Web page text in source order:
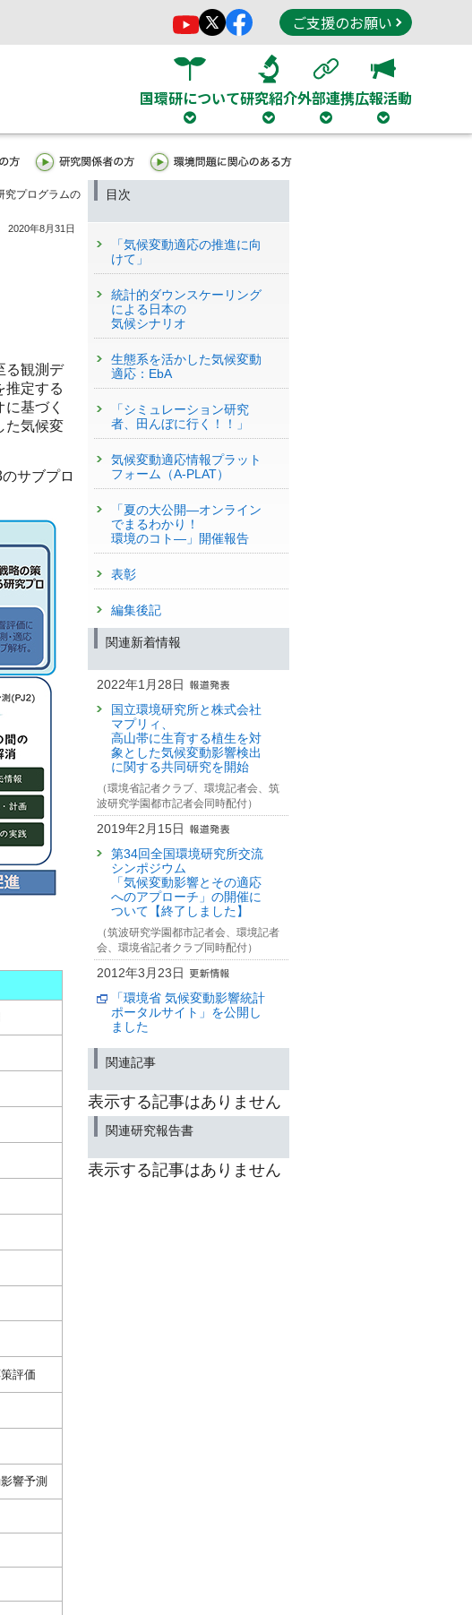
ご支援のお願い
国環研について研究紹介外部連携広報活動
究プログラムの
2020年8月31日
る観測デ
推定する
基づく
た気候変
サブプロ
評価
響予測
目次
「気候変動適応の推進に向
けて」
統計的ダウンスケーリング
による日本の
気候シナリオ
生態系を活かした気候変動
適応：EbA
「シミュレーション研究
者、田んぼに行く！！」
気候変動適応情報プラット
フォーム（A-PLAT）
「夏の大公開—オンライン
でまるわかり！
環境のコト—」開催報告
表彰
編集後記
関連新着情報
2022年1月28日
国立環境研究所と株式会社
マプリィ、
高山帯に生育する植生を対
象とした気候変動影響検出
に関する共同研究を開始
（環境省記者クラブ、環境記者会、筑
波研究学園都市記者会同時配付）
2019年2月15日
第34回全国環境研究所交流
シンポジウム
「気候変動影響とその適応
へのアプローチ」の開催に
ついて【終了しました】
（筑波研究学園都市記者会、環境記者
会、環境省記者クラブ同時配付）
2012年3月23日
「環境省 気候変動影響統計
ポータルサイト」を公開し
ました
関連記事
表示する記事はありません
関連研究報告書
表示する記事はありません